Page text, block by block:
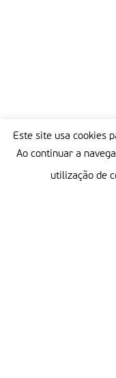
Este site usa cookies
Ao continuar a
utilização de